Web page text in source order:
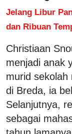
Jelang Libur
dan Ribuan
Christiaan
menjadi anak
murid sekolah
di Breda, ia
Selanjutnya,
sebagai